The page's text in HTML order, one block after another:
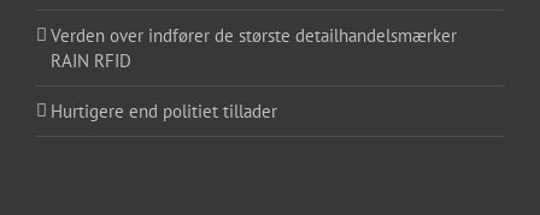
Verden over indfører de største detailhandelsmærker
RAIN RFID
Hurtigere end politiet tillader